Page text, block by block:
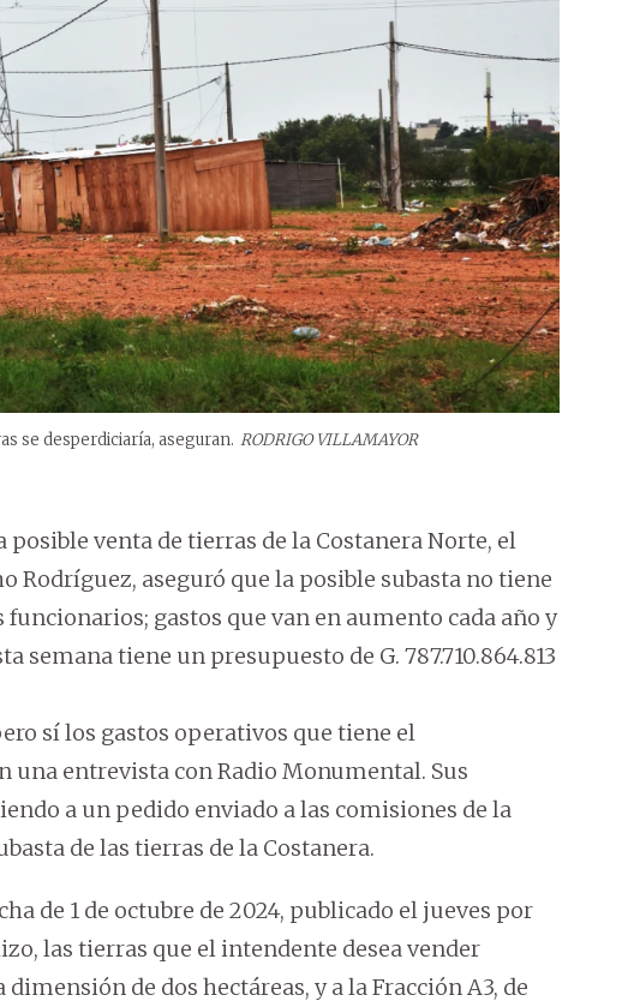
se desperdiciaría, aseguran. RODRIGO VILLAMAYOR
venta de tierras de la Costanera Norte, el
Rodríguez, aseguró que la posible subasta no tiene
gastos que van en aumento cada año y
semana tiene un presupuesto de G. 787.710.864.813
sí los gastos operativos que tiene el
una entrevista con Radio Monumental. Sus
a un pedido enviado a las comisiones de la
de las tierras de la Costanera.
de 1 de octubre de 2024, publicado el jueves por
las tierras que el intendente desea vender
de dos hectáreas, y a la Fracción A3, de